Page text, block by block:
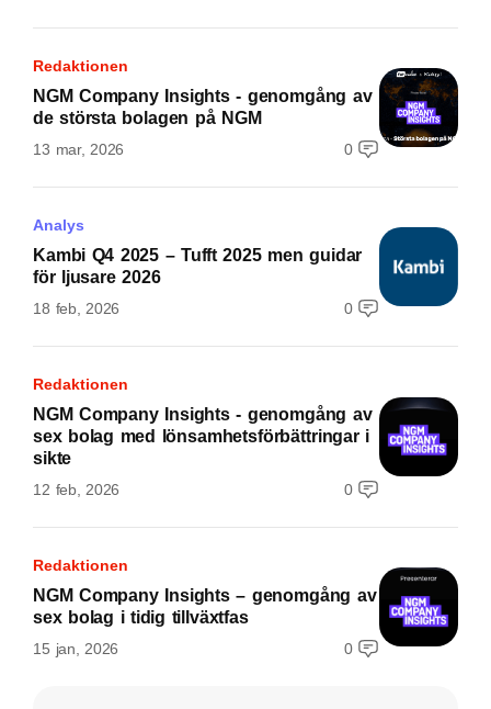
Redaktionen
NGM Company Insights - genomgång av
de största bolagen på NGM
13 mar, 2026 0
Analys
Kambi Q4 2025 – Tufft 2025 men guidar
för ljusare 2026
18 feb, 2026 0
Redaktionen
NGM Company Insights - genomgång av
sex bolag med lönsamhetsförbättringar i
sikte
12 feb, 2026 0
Redaktionen
NGM Company Insights – genomgång av
sex bolag i tidig tillväxtfas
15 jan, 2026 0